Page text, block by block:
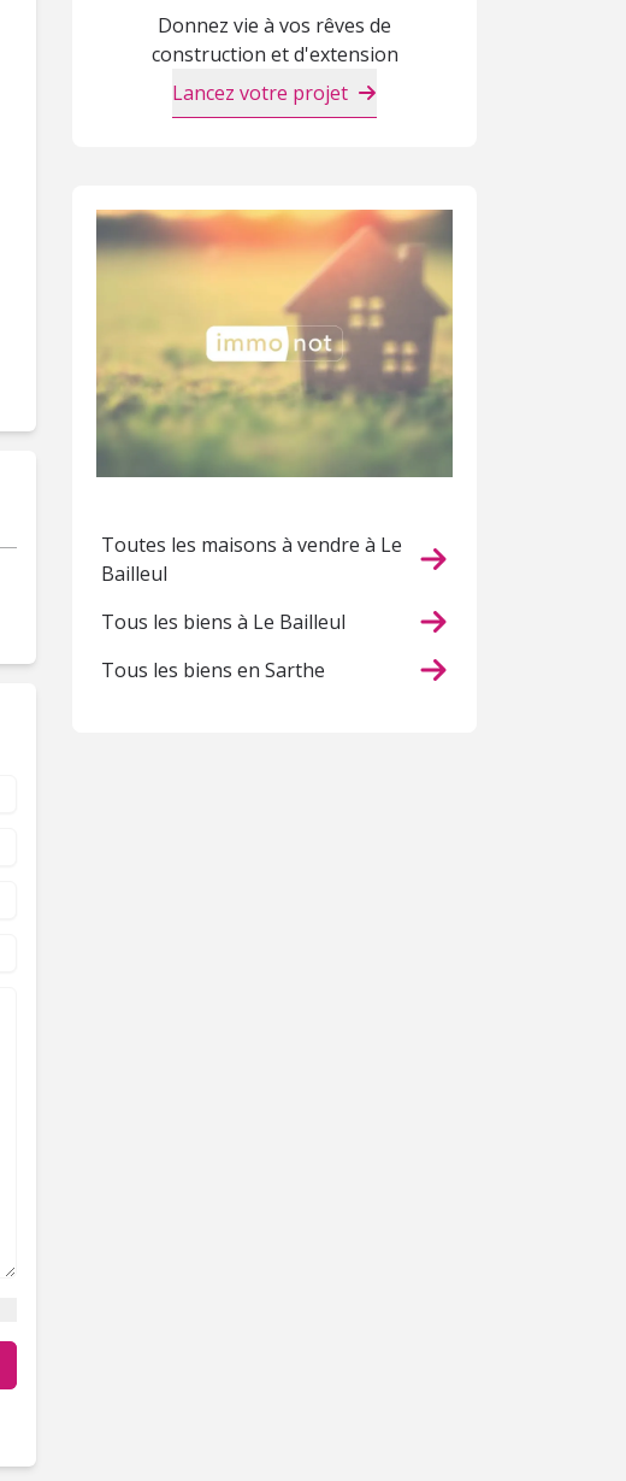
Donnez vie à vos rêves de
construction et d'extension
Lancez votre projet
Toutes les maisons à vendre à Le
Bailleul
Tous les biens à Le Bailleul
Tous les biens en Sarthe